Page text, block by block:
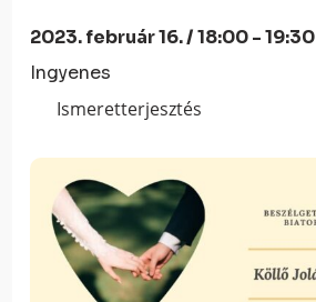
2023. február 16. / 18:00 - 19:30
Ingyenes
Ismeretterjesztés